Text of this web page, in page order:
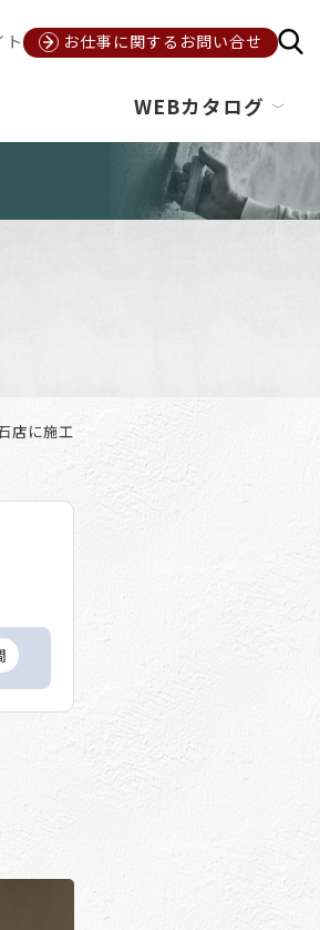
ト お仕事に関するお問い合せ
WEBカタログ
店に施工